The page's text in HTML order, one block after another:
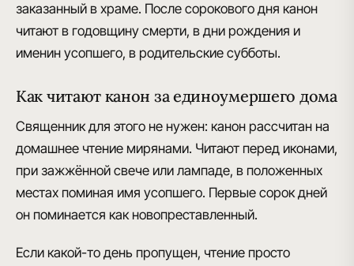
заказанный в храме. После сорокового дня канон
читают в годовщину смерти, в дни рождения и
именин усопшего, в родительские субботы.
Как читают канон за единоумершего дома
Священник для этого не нужен: канон рассчитан на
домашнее чтение мирянами. Читают перед иконами,
при зажжённой свече или лампаде, в положенных
местах поминая имя усопшего. Первые сорок дней
он поминается как новопреставленный.
Если какой-то день пропущен, чтение просто